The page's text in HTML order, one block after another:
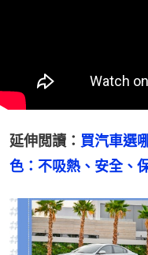
延伸閲讀： 買汽車選
色：不吸熱、安全、